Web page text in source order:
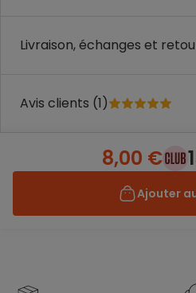
Livraison, échanges et
Avis clients (1)
8,00 €
Ajouter